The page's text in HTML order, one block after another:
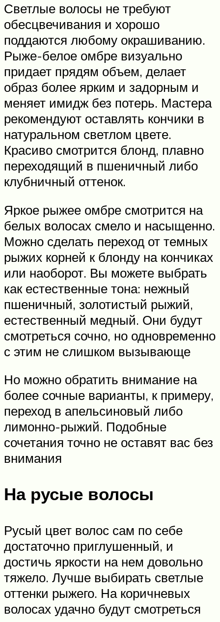
Светлые волосы не требуют
обесцвечивания и хорошо
поддаются любому окрашиванию.
Рыже-белое омбре визуально
придает прядям объем, делает
образ более ярким и задорным и
меняет имидж без потерь. Мастера
рекомендуют оставлять кончики в
натуральном светлом цвете.
Красиво смотрится блонд, плавно
переходящий в пшеничный либо
клубничный оттенок.
Яркое рыжее омбре смотрится на
белых волосах смело и насыщенно.
Можно сделать переход от темных
рыжих корней к блонду на кончиках
или наоборот. Вы можете выбрать
как естественные тона: нежный
пшеничный, золотистый рыжий,
естественный медный. Они будут
смотреться сочно, но одновременно
с этим не слишком вызывающе
Но можно обратить внимание на
более сочные варианты, к примеру,
переход в апельсиновый либо
лимонно-рыжий. Подобные
сочетания точно не оставят вас без
внимания
На русые волосы
Русый цвет волос сам по себе
достаточно приглушенный, и
достичь яркости на нем довольно
тяжело. Лучше выбирать светлые
оттенки рыжего. На коричневых
волосах удачно будут смотреться